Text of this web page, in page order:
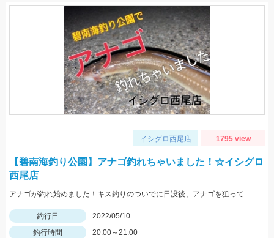
イシグロ西尾店 1795 view
【碧南海釣り公園】アナゴ釣れちゃいました！☆イシグロ
西尾店
アナゴが釣れ始めました！キス釣りのついでに日没後、アナゴを狙ってみませんか？
釣行日
2022/05/10
釣行時間
20:00～21:00